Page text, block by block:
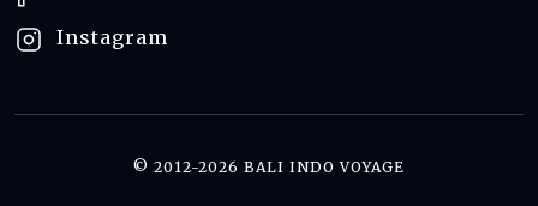
Instagram
© 2012-2026 BALI INDO VOYAGE